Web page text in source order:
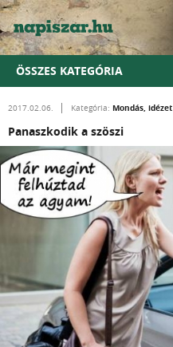
ÖSSZES KATEGÓRIA
2017.02.06. Kategória: Mondás, idézet
Panaszkodik a szöszi